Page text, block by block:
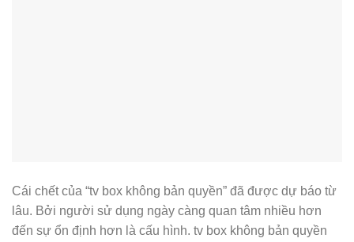
Cái chết của “tv box không bản quyền” đã được dự báo từ
lâu. Bởi người sử dụng ngày càng quan tâm nhiều hơn
đến sự ổn định hơn là cấu hình. tv box không bản quyền